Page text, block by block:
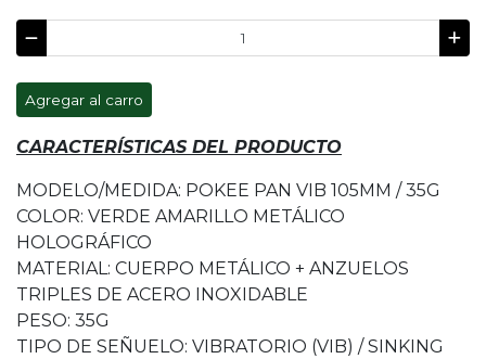
Agregar al carro
CARACTERÍSTICAS DEL PRODUCTO
MODELO/MEDIDA: POKEE PAN VIB 105MM / 35G
COLOR: VERDE AMARILLO METÁLICO
HOLOGRÁFICO
MATERIAL: CUERPO METÁLICO + ANZUELOS
TRIPLES DE ACERO INOXIDABLE
PESO: 35G
TIPO DE SEÑUELO: VIBRATORIO (VIB) / SINKING